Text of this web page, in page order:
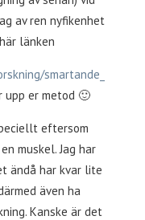
av ren nyfikenhet
länken
smartande_
er metod 🙂
eftersom
muskel. Jag har
ändå har kvar lite
även ha
Kanske är det